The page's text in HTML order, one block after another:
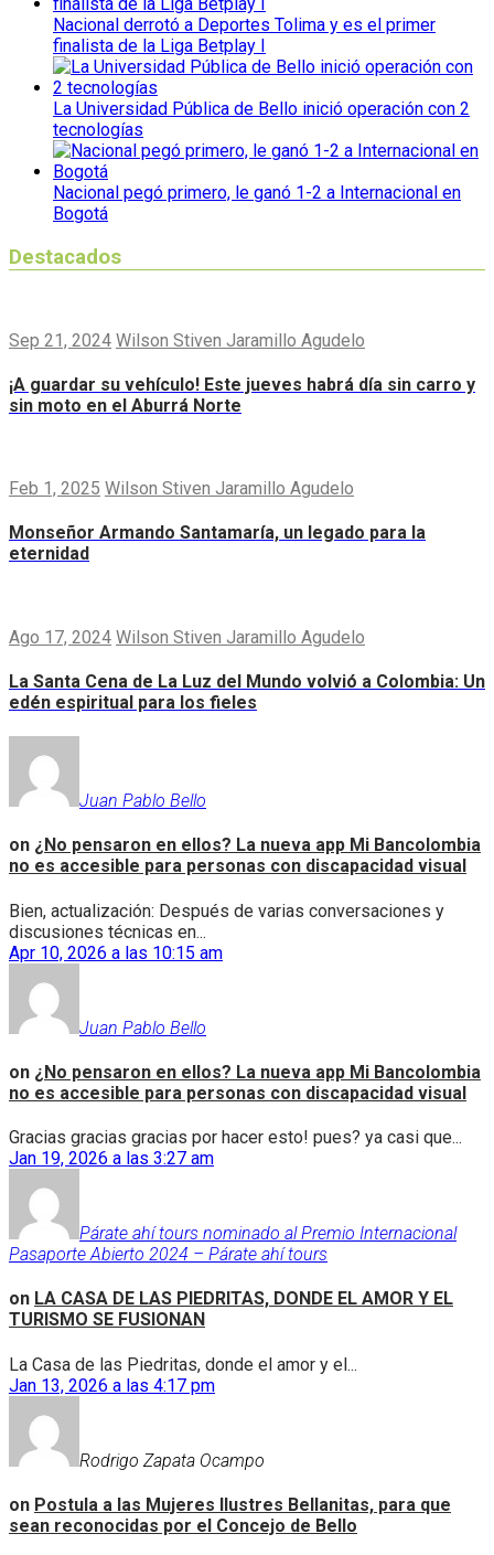
Nacional derrotó a Deportes Tolima y es el primer
finalista de la Liga Betplay I
La Universidad Pública de Bello inició operación con 2
tecnologías
Nacional pegó primero, le ganó 1-2 a Internacional en
Bogotá
Destacados
Sep 21, 2024 Wilson Stiven Jaramillo Agudelo
¡A guardar su vehículo! Este jueves habrá día sin carro y
sin moto en el Aburrá Norte
Feb 1, 2025 Wilson Stiven Jaramillo Agudelo
Monseñor Armando Santamaría, un legado para la
eternidad
Ago 17, 2024 Wilson Stiven Jaramillo Agudelo
La Santa Cena de La Luz del Mundo volvió a Colombia: Un
edén espiritual para los fieles
Juan Pablo Bello
on ¿No pensaron en ellos? La nueva app Mi Bancolombia
no es accesible para personas con discapacidad visual
Bien, actualización: Después de varias conversaciones y
discusiones técnicas en...
Apr 10, 2026 a las 10:15 am
Juan Pablo Bello
on ¿No pensaron en ellos? La nueva app Mi Bancolombia
no es accesible para personas con discapacidad visual
Gracias gracias gracias por hacer esto! pues? ya casi que...
Jan 19, 2026 a las 3:27 am
Párate ahí tours nominado al Premio Internacional
Pasaporte Abierto 2024 – Párate ahí tours
on LA CASA DE LAS PIEDRITAS, DONDE EL AMOR Y EL
TURISMO SE FUSIONAN
La Casa de las Piedritas, donde el amor y el...
Jan 13, 2026 a las 4:17 pm
Rodrigo Zapata Ocampo
on Postula a las Mujeres Ilustres Bellanitas, para que
sean reconocidas por el Concejo de Bello